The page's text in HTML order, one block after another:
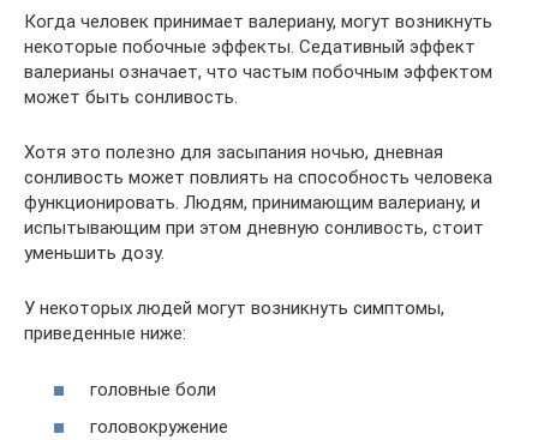
Когда человек принимает валериану, могут возникнуть
некоторые побочные эффекты. Седативный эффект
валерианы означает, что частым побочным эффектом
может быть сонливость.
Хотя это полезно для засыпания ночью, дневная
сонливость может повлиять на способность человека
функционировать. Людям, принимающим валериану, и
испытывающим при этом дневную сонливость, стоит
уменьшить дозу.
У некоторых людей могут возникнуть симптомы,
приведенные ниже:
головные боли
головокружение